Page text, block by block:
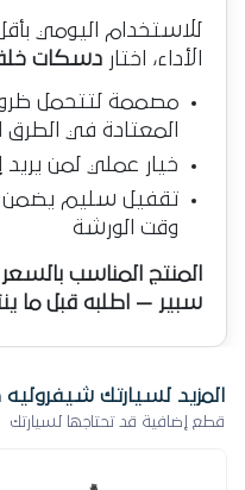
للاستخدام اليومي
الأداء، اختار دسكات
مصممة لتتحمل
المعتادة في الطرق
خيار عملي لمن يريد
تقفيل سليم يضمن
وقت الورشة
المنتج المناسب
سبير — اطلبه قبل ما
المزيد لسيارتك شيفروليه
قطع إضافية قد تحتاجها لسيارتك